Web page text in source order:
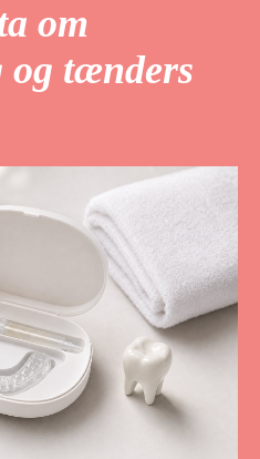
om
og tænders